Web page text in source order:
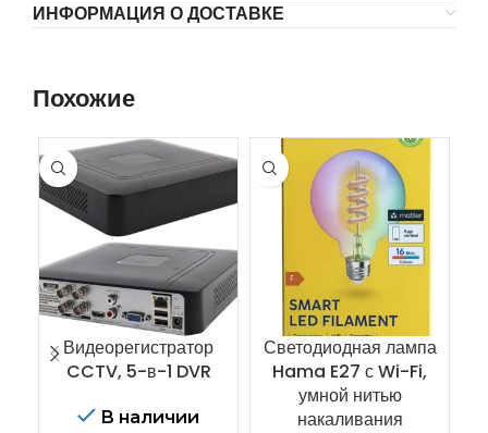
ИНФОРМАЦИЯ О ДОСТАВКЕ
Похожие
Видеорегистратор
CCTV, 5-в-1 DVR
В наличии
Светодиодная лампа
Hama E27 с Wi-Fi,
умной нитью
накаливания